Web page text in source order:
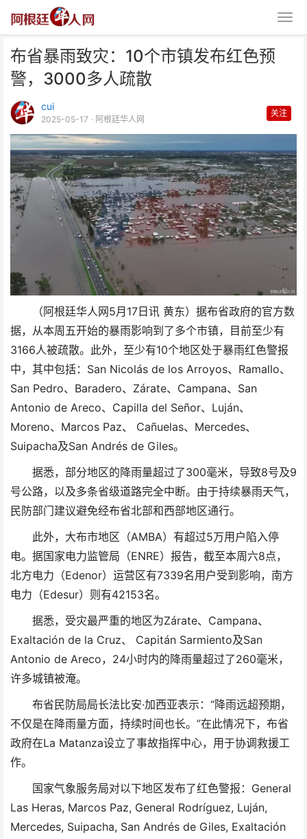
布省暴雨致灾：10个市镇发布红色预
警，3000多人疏散
cui
2025-05-17 · 阿根廷华人网
关注
（阿根廷华人网5月17日讯 黄东）据布省政府的官方数
据，从本周五开始的暴雨影响到了多个市镇，目前至少有
3166人被疏散。此外，至少有10个地区处于暴雨红色警报
中，其中包括：San Nicolás de los Arroyos、Ramallo、
San Pedro、Baradero、Zárate、Campana、San
Antonio de Areco、Capilla del Señor、Luján、
Moreno、Marcos Paz、 Cañuelas、Mercedes、
Suipacha及San Andrés de Giles。
据悉，部分地区的降雨量超过了300毫米，导致8号及9
号公路，以及多条省级道路完全中断。由于持续暴雨天气，
民防部门建议避免经布省北部和西部地区通行。
此外，大布市地区（AMBA）有超过5万用户陷入停
电。据国家电力监管局（ENRE）报告，截至本周六8点，
北方电力（Edenor）运营区有7339名用户受到影响，南方
电力（Edesur）则有42153名。
据悉，受灾最严重的地区为Zárate、Campana、
Exaltación de la Cruz、 Capitán Sarmiento及San
Antonio de Areco，24小时内的降雨量超过了260毫米，
许多城镇被淹。
布省民防局局长法比安·加西亚表示：“降雨远超预期，
不仅是在降雨量方面，持续时间也长。”在此情况下，布省
政府在La Matanza设立了事故指挥中心，用于协调救援工
作。
国家气象服务局对以下地区发布了红色警报：General
Las Heras, Marcos Paz, General Rodríguez, Luján,
Mercedes, Suipacha, San Andrés de Giles, Exaltación
布省暴雨致灾：10个市镇发布红
色预警，3000多人疏